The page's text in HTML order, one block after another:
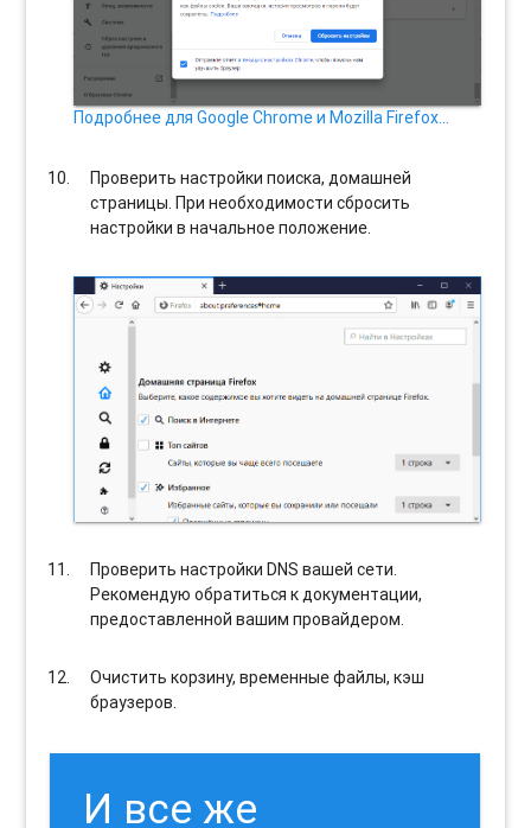
Подробнее для Google Chrome и Mozilla Firefox…
Проверить настройки поиска, домашней
страницы. При необходимости сбросить
настройки в начальное положение.
Проверить настройки DNS вашей сети.
Рекомендую обратиться к документации,
предоставленной вашим провайдером.
Очистить корзину, временные файлы, кэш
браузеров.
И все же